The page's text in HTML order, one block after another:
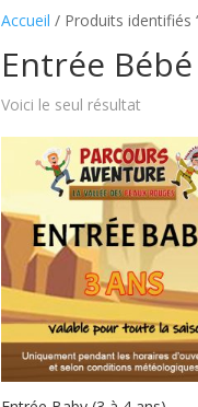
Accueil / Produits identifiés
Entrée
Voici le seul résultat